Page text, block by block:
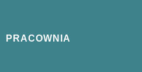
PRACOWNIA